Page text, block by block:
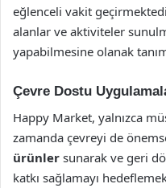
eğlenceli vakit
alanlar ve aktiviteler
yapabilmesine olanak
Çevre Dostu
Happy Market, yalnızca
zamanda çevreyi de
ürünler sunarak ve geri
katkı sağlamayı